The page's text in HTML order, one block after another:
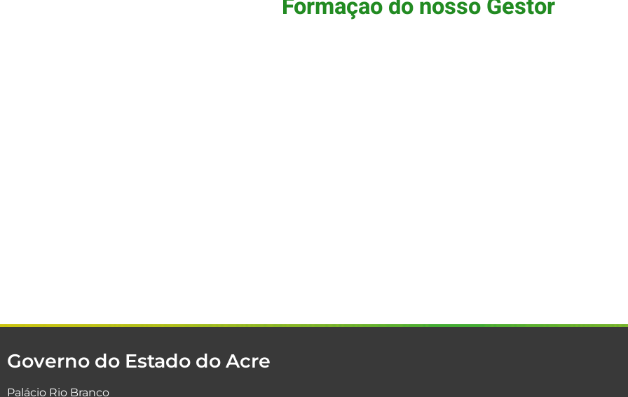
Formação do nosso Gestor
Governo do Estado do Acre
Palácio Rio Branco